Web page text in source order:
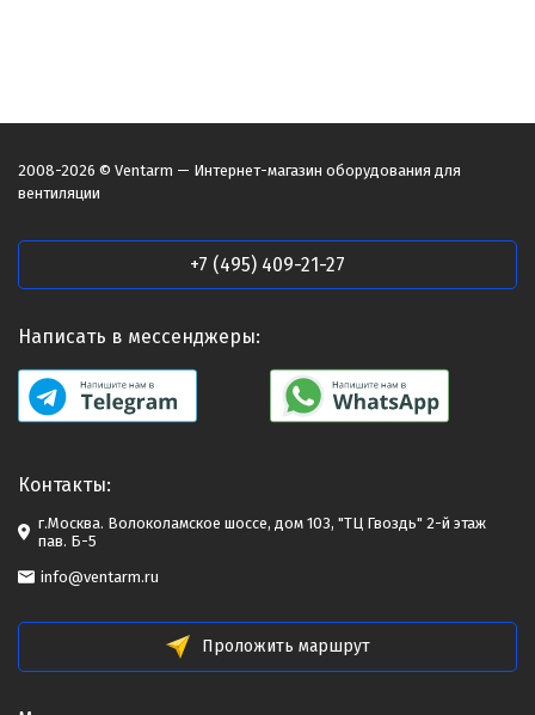
2008-2026 © Ventarm — Интернет-магазин оборудования для
вентиляции
+7 (495) 409-21-27
Написать в мессенджеры:
Контакты:
г.Москва. Волоколамское шоссе, дом 103, "ТЦ Гвоздь" 2-й этаж
пав. Б-5
info@ventarm.ru
Проложить маршрут